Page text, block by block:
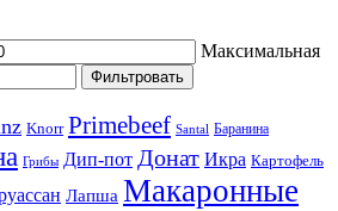
Максимальная
Фильтровать
Knorr Primebeef Santal Баранина
Грибы Дип-пот Донат Икра Картофель
Лапша Макаронные